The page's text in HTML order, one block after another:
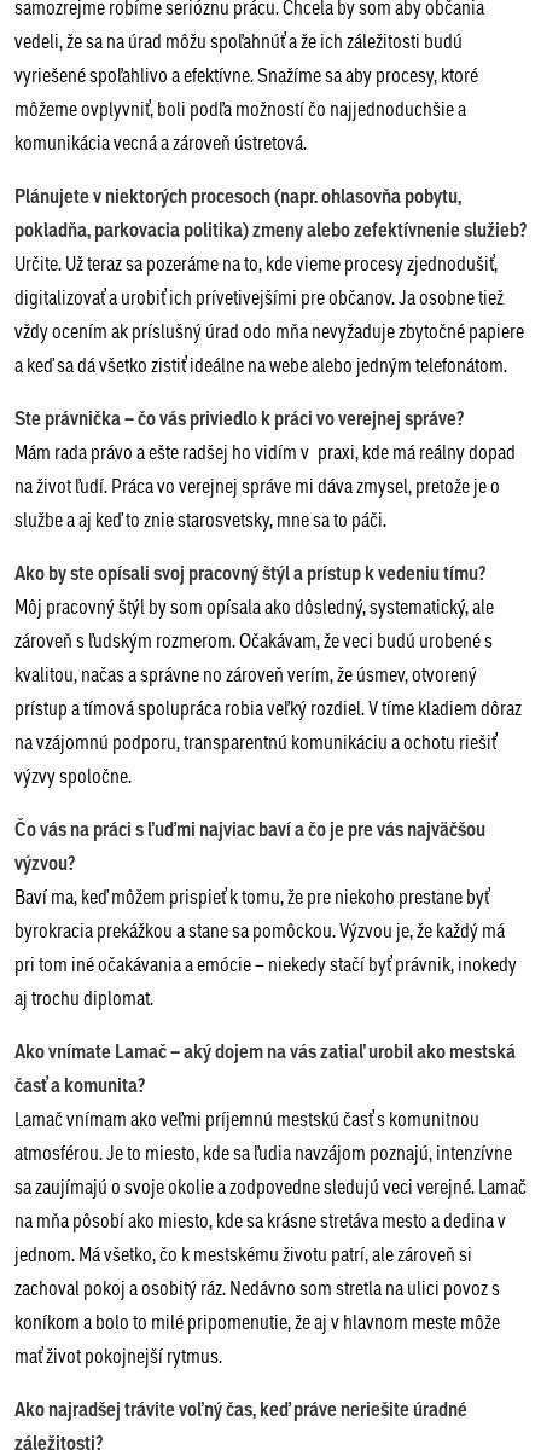
samozrejme robíme serióznu prácu. Chcela by som aby občania
vedeli, že sa na úrad môžu spoľahnúť a že ich záležitosti budú
vyriešené spoľahlivo a efektívne. Snažíme sa aby procesy, ktoré
môžeme ovplyvniť, boli podľa možností čo najjednoduchšie a
komunikácia vecná a zároveň ústretová.
Plánujete v niektorých procesoch (napr. ohlasovňa pobytu,
pokladňa, parkovacia politika) zmeny alebo zefektívnenie služieb?
Určite. Už teraz sa pozeráme na to, kde vieme procesy zjednodušiť,
digitalizovať a urobiť ich prívetivejšími pre občanov. Ja osobne tiež
vždy ocením ak príslušný úrad odo mňa nevyžaduje zbytočné papiere
a keď sa dá všetko zistiť ideálne na webe alebo jedným telefonátom.
Ste právnička – čo vás priviedlo k práci vo verejnej správe?
Mám rada právo a ešte radšej ho vidím v praxi, kde má reálny dopad
na život ľudí. Práca vo verejnej správe mi dáva zmysel, pretože je o
službe a aj keď to znie starosvetsky, mne sa to páči.
Ako by ste opísali svoj pracovný štýl a prístup k vedeniu tímu?
Môj pracovný štýl by som opísala ako dôsledný, systematický, ale
zároveň s ľudským rozmerom. Očakávam, že veci budú urobené s
kvalitou, načas a správne no zároveň verím, že úsmev, otvorený
prístup a tímová spolupráca robia veľký rozdiel. V tíme kladiem dôraz
na vzájomnú podporu, transparentnú komunikáciu a ochotu riešiť
výzvy spoločne.
Čo vás na práci s ľuďmi najviac baví a čo je pre vás najväčšou
výzvou?
Baví ma, keď môžem prispieť k tomu, že pre niekoho prestane byť
byrokracia prekážkou a stane sa pomôckou. Výzvou je, že každý má
pri tom iné očakávania a emócie – niekedy stačí byť právnik, inokedy
aj trochu diplomat.
Ako vnímate Lamač – aký dojem na vás zatiaľ urobil ako mestská
časť a komunita?
Lamač vnímam ako veľmi príjemnú mestskú časť s komunitnou
atmosférou. Je to miesto, kde sa ľudia navzájom poznajú, intenzívne
sa zaujímajú o svoje okolie a zodpovedne sledujú veci verejné. Lamač
na mňa pôsobí ako miesto, kde sa krásne stretáva mesto a dedina v
jednom. Má všetko, čo k mestskému životu patrí, ale zároveň si
zachoval pokoj a osobitý ráz. Nedávno som stretla na ulici povoz s
koníkom a bolo to milé pripomenutie, že aj v hlavnom meste môže
mať život pokojnejší rytmus.
Ako najradšej trávite voľný čas, keď práve neriešite úradné
záležitosti?